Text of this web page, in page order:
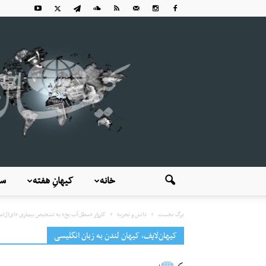
کیهانِ هفته خانه
برگ نخست دانش و تجربه کارزار «سطل آب یخ» به تشخیص بیماری
کیهان‌لایف، کیهان لندن به زبان انگلیسی